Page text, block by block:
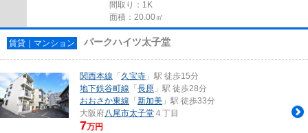
間取り：1K
面積：20.00㎡
賃貸｜マンション パークハイツ太子堂
関西本線 「久宝寺 」駅 徒歩15分
地下鉄谷町線 「長原 」駅 徒歩28分
おおさか東線 「新加美 」駅 徒歩33分
大阪府八尾市太子堂 ４丁目
7万円